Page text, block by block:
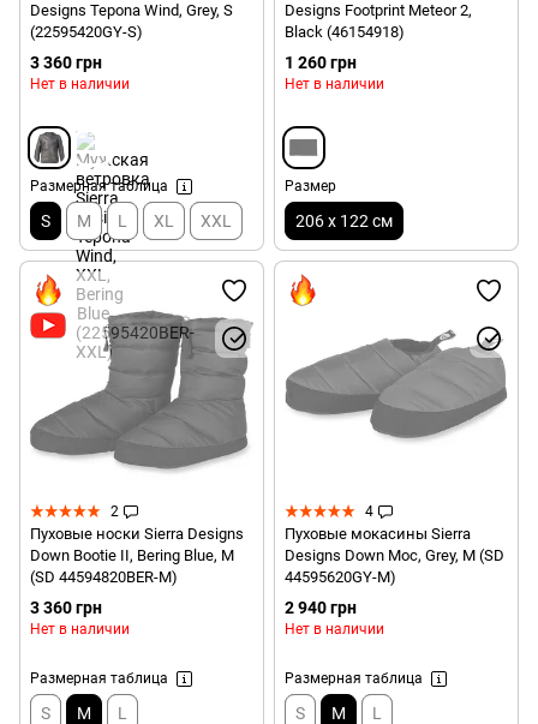
Designs Tepona Wind, Grey, S
(22595420GY-S)
3 360 грн
Нет в наличии
Размерная таблица
S M L XL XXL
Designs Footprint Meteor 2,
Black (46154918)
1 260 грн
Нет в наличии
Размер
206 х 122 см
2
Пуховые носки Sierra Designs
Down Bootie II, Bering Blue, M
(SD 44594820BER-M)
3 360 грн
Нет в наличии
Размерная таблица
S M L
4
Пуховые мокасины Sierra
Designs Down Moc, Grey, M (SD
44595620GY-M)
2 940 грн
Нет в наличии
Размерная таблица
S M L